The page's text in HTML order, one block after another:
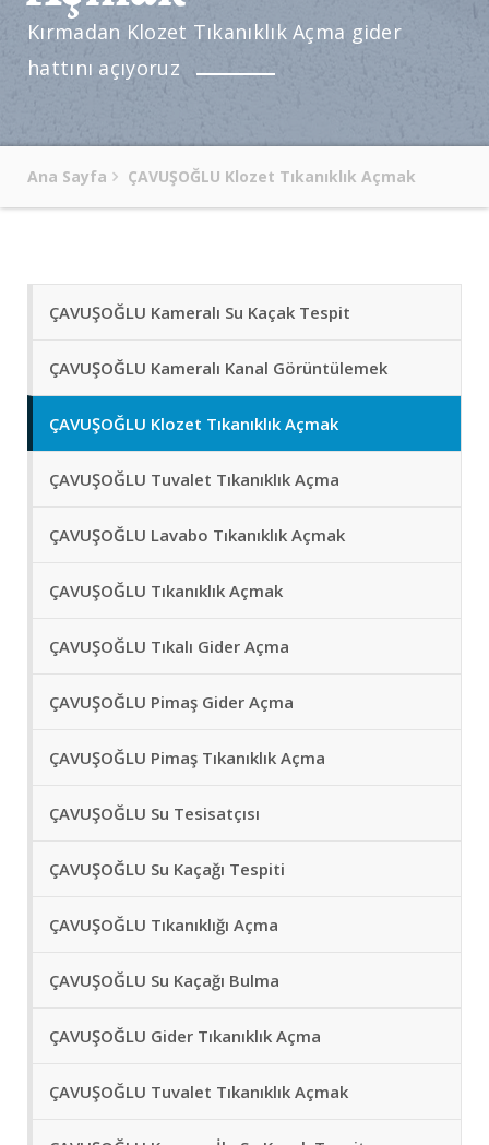
Kırmadan Klozet Tıkanıklık Açma gider
hattını açıyoruz
Ana Sayfa ÇAVUŞOĞLU Klozet Tıkanıklık Açmak
ÇAVUŞOĞLU Kameralı Su Kaçak Tespit
ÇAVUŞOĞLU Kameralı Kanal Görüntülemek
ÇAVUŞOĞLU Klozet Tıkanıklık Açmak
ÇAVUŞOĞLU Tuvalet Tıkanıklık Açma
ÇAVUŞOĞLU Lavabo Tıkanıklık Açmak
ÇAVUŞOĞLU Tıkanıklık Açmak
ÇAVUŞOĞLU Tıkalı Gider Açma
ÇAVUŞOĞLU Pimaş Gider Açma
ÇAVUŞOĞLU Pimaş Tıkanıklık Açma
ÇAVUŞOĞLU Su Tesisatçısı
ÇAVUŞOĞLU Su Kaçağı Tespiti
ÇAVUŞOĞLU Tıkanıklığı Açma
ÇAVUŞOĞLU Su Kaçağı Bulma
ÇAVUŞOĞLU Gider Tıkanıklık Açma
ÇAVUŞOĞLU Tuvalet Tıkanıklık Açmak